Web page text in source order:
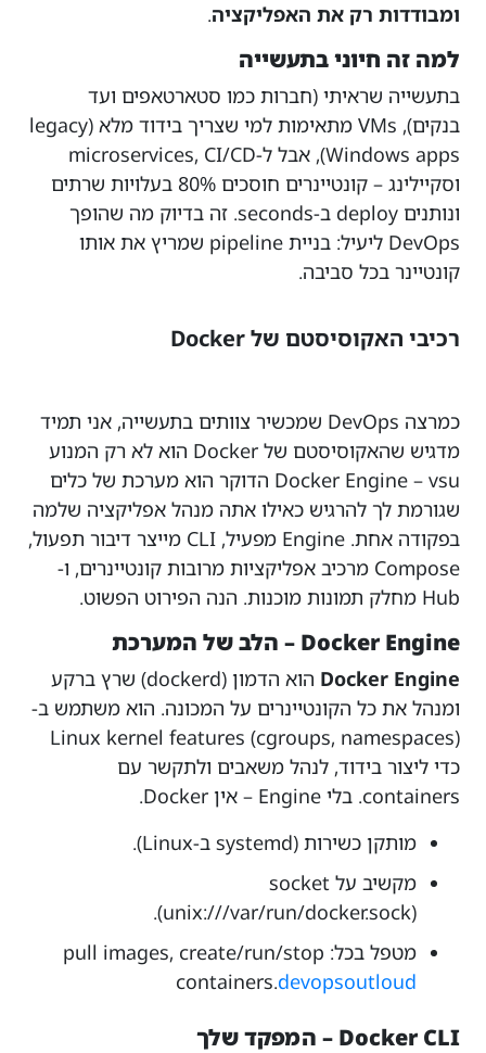
ומבודדות רק את האפליקציה.
למה זה חיוני בתעשייה
בתעשייה שראיתי (חברות כמו סטארטאפים ועד
בנקים), VMs מתאימות למי שצריך בידוד מלא (legacy
Windows apps), אבל ל-microservices, CI/CD
וסקיילינג – קונטיינרים חוסכים 80% בעלויות שרתים
ונותנים deploy ב-seconds. זה בדיוק מה שהופך
DevOps ליעיל: בניית pipeline שמריץ את אותו
קונטיינר בכל סביבה.
רכיבי האקוסיסטם של Docker
כמרצה DevOps שמכשיר צוותים בתעשייה, אני תמיד
מדגיש שהאקוסיסטם של Docker הוא לא רק המנוע
Docker Engine – vsu הדוקר הוא מערכת של כלים
שגורמת לך להרגיש כאילו אתה מנהל אפליקציה שלמה
בפקודה אחת. Engine מפעיל, CLI מייצר דיבור תפעול,
Compose מרכיב אפליקציות מרובות קונטיינרים, ו-
Hub מחלק תמונות מוכנות. הנה הפירוט הפשוט.
Docker Engine – הלב של המערכת
Docker Engine
הוא הדמון (dockerd) שרץ ברקע
ומנהל את כל הקונטיינרים על המכונה. הוא משתמש ב-
Linux kernel features (cgroups, namespaces)
כדי ליצור בידוד, לנהל משאבים ולתקשר עם
containers. בלי Engine – אין Docker.
מותקן כשירות (systemd ב-Linux).
מקשיב על socket
(unix:///var/run/docker.sock).
מטפל בכל: pull images, create/run/stop
containers.devopsoutloud
Docker CLI – המפקד שלך